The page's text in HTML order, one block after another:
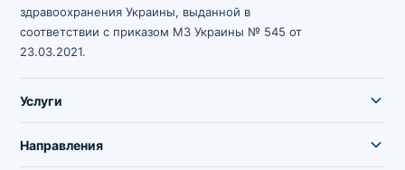
здравоохранения Украины, выданной в
соответствии с приказом МЗ Украины № 545 от
23.03.2021.
Услуги
Направления